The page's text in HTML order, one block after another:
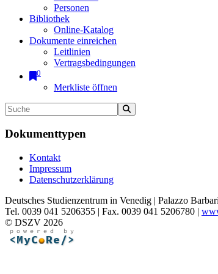
Personen
Bibliothek
Online-Katalog
Dokumente einreichen
Leitlinien
Vertragsbedingungen
0
Merkliste öffnen
Dokumenttypen
Kontakt
Impressum
Datenschutzerklärung
Deutsches Studienzentrum in Venedig | Palazzo
Tel. 0039 041 5206355 | Fax. 0039 041 5206780 |
© DSZV 2026